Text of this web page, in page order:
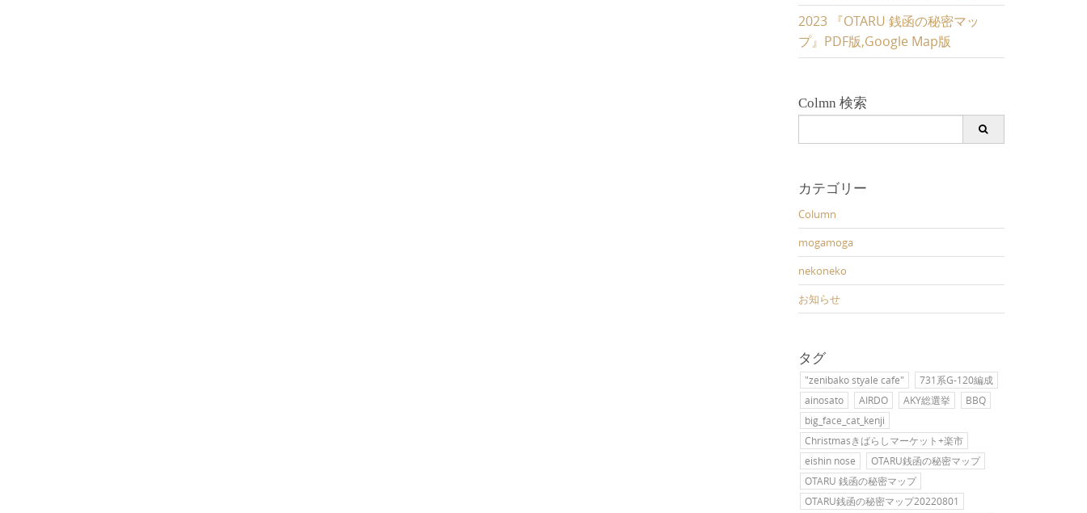
2023 『OTARU 銭函の秘密マッ
プ』PDF版,Google Map版
Colmn 検索
カテゴリー
Column
mogamoga
nekoneko
お知らせ
タグ
"zenibako styale cafe"
731系G-120編成
ainosato
AIRDO AKY総選挙
BBQ
big_face_cat_kenji
Christmasきばらしマーケット+楽市
eishin nose
OTARU銭函の秘密マップ
OTARU 銭函の秘密マップ
OTARU銭函の秘密マップ20220801